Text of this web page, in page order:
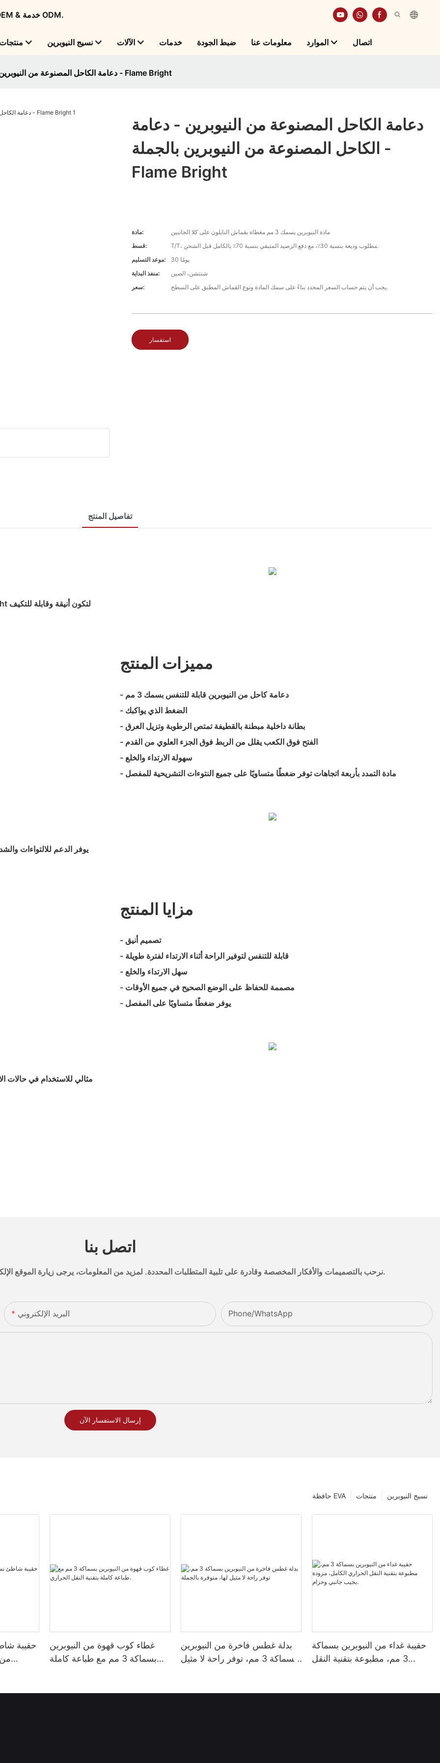
Flame Bright - شركة تصنيع منتجات النيوبرين الرائدة عالميًا مع OEM & خدمة ODM.
نسيج النيوبرين الآلات خدمات ضبط الجودة معلومات عنا الموارد اتصال
دعامة الكاحل المصنوعة من النيوبرين - دعامة الكاحل المصنوعة من النيوبرين بالجملة - Flame Bright
دعامة الكاحل المصنوعة من النيوبرين - دعامة
الكاحل المصنوعة من النيوبرين بالجملة -
Flame Bright
مادة:
مادة النيوبرين بسمك 3 مم مغطاة بقماش النايلون على كلا الجانبين
قسط:
T/T، مطلوب وديعة بنسبة 30٪، مع دفع الرصيد المتبقي بنسبة 70٪ بالكامل قبل الشحن.
موعد التسليم:
30 يومًا
منفذ البداية:
شنتشن، الصين
سعر:
يجب أن يتم حساب السعر المحدد بناءً على سمك المادة ونوع القماش المطبق على السطح.
استفسار
تفاصيل المنتج
مميزات المنتج
- دعامة كاحل من النيوبرين قابلة للتنفس بسمك 3 مم
- الضغط الذي يواكبك
- بطانة داخلية مبطنة بالقطيفة تمتص الرطوبة وتزيل العرق
- الفتح فوق الكعب يقلل من الربط فوق الجزء العلوي من القدم
- سهولة الارتداء والخلع
- مادة التمدد بأربعة اتجاهات توفر ضغطًا متساويًا على جميع النتوءات التشريحية للمفصل
مزايا المنتج
- تصميم أنيق
- قابلة للتنفس لتوفير الراحة أثناء الارتداء لفترة طويلة
- سهل الارتداء والخلع
- مصممة للحفاظ على الوضع الصحيح في جميع الأوقات
- يوفر ضغطًا متساويًا على المفصل
اتصل بنا
نرحب بالتصميمات والأفكار المخصصة وقادرة على تلبية المتطلبات المحددة. لمزيد من المعلومات، يرجى زيارة الموقع الإلكتروني أو الاتصال بنا مباشرة مع أسئلة أو استفسارات.
البريد الإلكتروني Phone/whatsApp
إرسال الاستفسار الآن
نسيج النيوبرين منتجات حافظة EVA
حقيبة
غطاء كوب قهوة من النيوبرين
بسماكة 3 مم مع طباعة كاملة
بدلة غطس فاخرة من النيوبرين
بسماكة 3 مم، توفر راحة لا مثيل
حقيبة غداء من النيوبرين بسماكة
3 مم، مطبوعة بتقنية النقل